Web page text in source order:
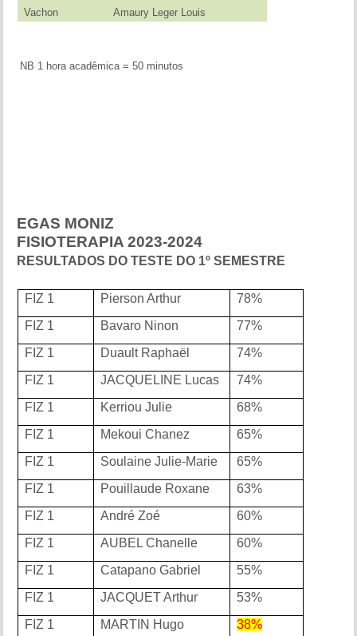
Vachon
Amaury Leger Louis
NB 1 hora acadêmica = 50 minutos
EGAS MONIZ
FISIOTERAPIA 2023-2024
RESULTADOS DO TESTE DO 1º SEMESTRE
FIZ 1 Pierson Arthur
78%
FIZ 1
Bavaro Ninon
77%
FIZ 1
Duault Raphaël
74%
FIZ 1
JACQUELINE Lucas
74%
FIZ 1
Kerriou Julie
68%
FIZ 1
Mekoui Chanez
65%
FIZ 1
Soulaine Julie-Marie
65%
FIZ 1
Pouillaude Roxane
63%
FIZ 1
André Zoé
60%
FIZ 1
AUBEL Chanelle
60%
FIZ 1
Catapano Gabriel
55%
FIZ 1
JACQUET Arthur
53%
FIZ 1
MARTIN Hugo 38%